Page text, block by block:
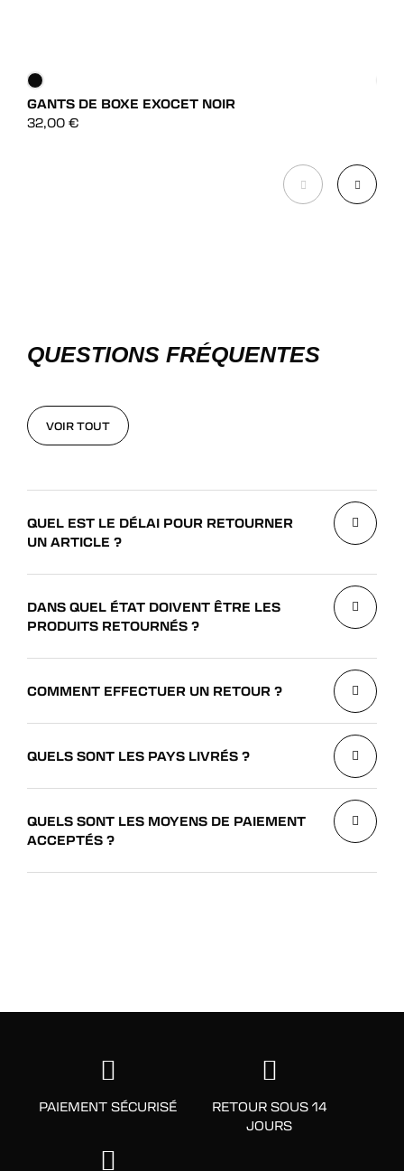
GANTS DE BOXE EXOCET NOIR
32,00 €
QUESTIONS FRÉQUENTES
VOIR TOUT
QUEL EST LE DÉLAI POUR RETOURNER
UN ARTICLE ?
DANS QUEL ÉTAT DOIVENT ÊTRE LES
PRODUITS RETOURNÉS ?
COMMENT EFFECTUER UN RETOUR ?
QUELS SONT LES PAYS LIVRÉS ?
QUELS SONT LES MOYENS DE PAIEMENT
ACCEPTÉS ?
PAIEMENT SÉCURISÉ
RETOUR SOUS 14
JOURS